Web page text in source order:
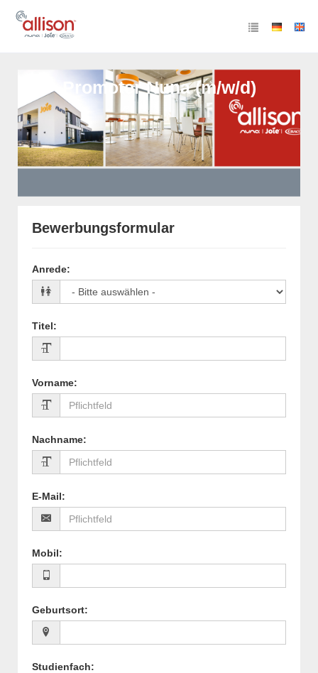
Promoter Nuna (m/w/d)
Bewerbungsformular
Anrede:
Titel:
Vorname:
Nachname:
E-Mail:
Mobil:
Geburtsort:
Studienfach: